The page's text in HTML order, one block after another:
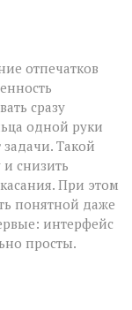
отпечатков
сразу
одной руки
Такой
снизить
При этом
понятной даже
интерфейс
просты.